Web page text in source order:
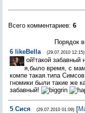
Всего комментариев: 6
Порядок
6 likeBella (29.07.2010 12:15)
ой!такой забавный
я,было время, с
компе такая.типа
гномики были такие же
забавный!
5 Сися (29.07.2010 01:09) [